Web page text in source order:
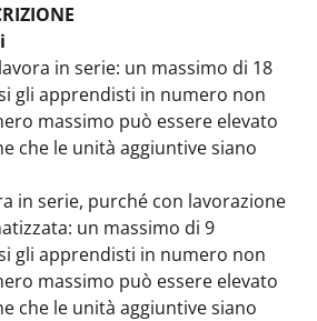
in serie: un massimo di 18
gli apprendisti in numero non
massimo può essere elevato
che le unità aggiuntive siano
in serie, purché con lavorazione
un massimo di 9
gli apprendisti in numero non
massimo può essere elevato
che le unità aggiuntive siano